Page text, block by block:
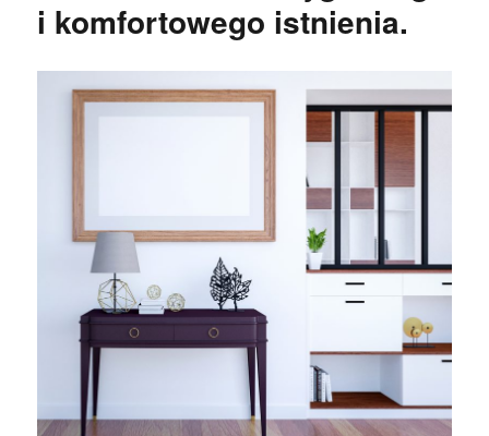
i komfortowego istnienia.